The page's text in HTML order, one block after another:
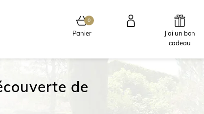
0
Panier0 article au panier
J'ai un bon
cadeau
de